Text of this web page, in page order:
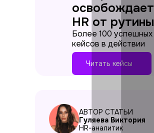
освобождает
HR от рутины
Более 100 успешных
кейсов в действии
Читать кейсы
АВТОР СТАТЬИ
Гуляева Виктория
HR-аналитик